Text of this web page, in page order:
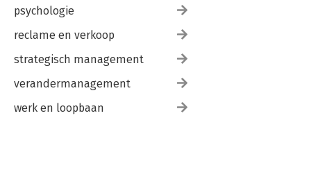
psychologie
reclame en verkoop
strategisch management
verandermanagement
werk en loopbaan